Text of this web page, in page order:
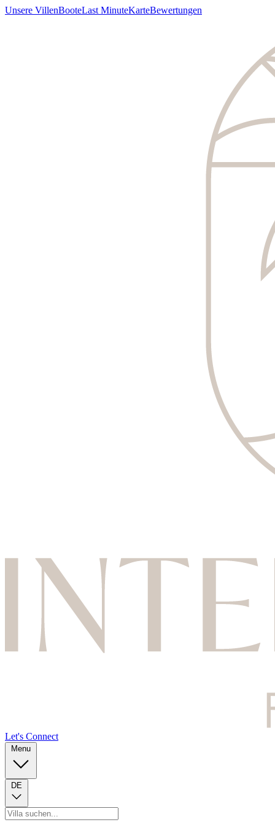
Unsere VillenBooteLast MinuteKarteBewertungen
Let's Connect